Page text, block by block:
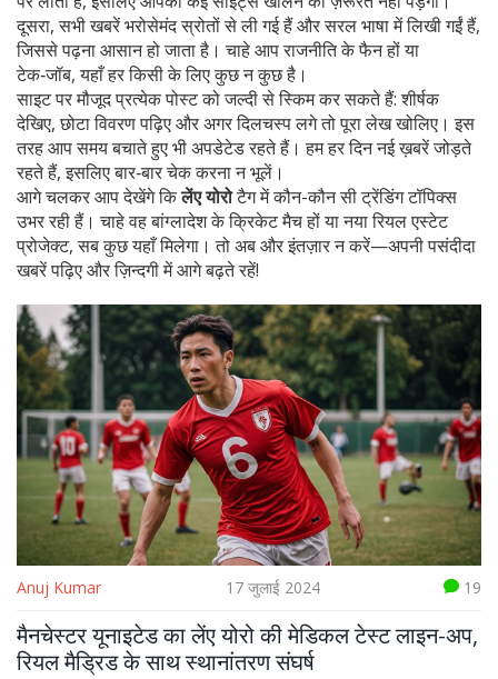
दूसरा, सभी खबरें भरोसेमंद स्रोतों से ली गई हैं और सरल भाषा में लिखी गईं हैं,
जिससे पढ़ना आसान हो जाता है। चाहे आप राजनीति के फैन हों या
टेक‑जॉब, यहाँ हर किसी के लिए कुछ न कुछ है।
साइट पर मौजूद प्रत्येक पोस्ट को जल्दी से स्किम कर सकते हैं: शीर्षक
देखिए, छोटा विवरण पढ़िए और अगर दिलचस्प लगे तो पूरा लेख खोलिए। इस
तरह आप समय बचाते हुए भी अपडेटेड रहते हैं। हम हर दिन नई ख़बरें जोड़ते
रहते हैं, इसलिए बार‑बार चेक करना न भूलें।
आगे चलकर आप देखेंगे किलेंए योरोटैग में कौन-कौन सी ट्रेंडिंग टॉपिक्स
उभर रही हैं। चाहे वह बांग्लादेश के क्रिकेट मैच हों या नया रियल एस्टेट
प्रोजेक्ट, सब कुछ यहाँ मिलेगा। तो अब और इंतज़ार न करें—अपनी पसंदीदा
खबरें पढ़िए और ज़िन्दगी में आगे बढ़ते रहें!
Anuj Kumar 17 जुलाई 2024 19
मैनचेस्टर यूनाइटेड का लेंए योरो की मेडिकल टेस्ट लाइन-अप,
रियल मैड्रिड के साथ स्थानांतरण संघर्ष